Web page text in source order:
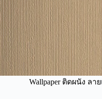
Wallpaper ติดผนัง ลา